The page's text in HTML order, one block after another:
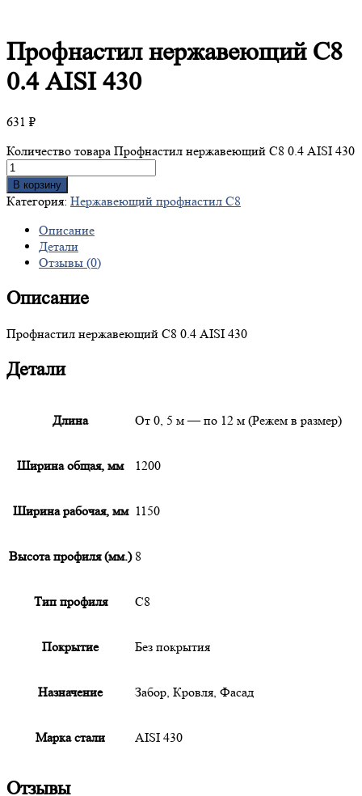
Профнастилнержавеющий С8
0.4 AISI 430
631 ₽
Количество товара Профнастил нержавеющий С8 0.4 AISI 430
В корзину
Категория: Нержавеющий профнастил С8
Описание
Детали
Отзывы (0)
Описание
Профнастил нержавеющий С8 0.4 AISI 430
Детали
Длина От 0, 5 м — по 12 м (Режем в размер)
Ширина общая, мм 1200
Ширина рабочая, мм 1150
Высота профиля (мм.) 8
Тип профиля С8
Покрытие Без покрытия
Назначение Забор, Кровля, Фасад
Марка стали AISI 430
Отзывы